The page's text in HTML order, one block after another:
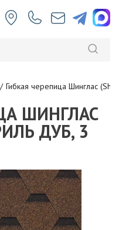
Гибкая черепица Шинглас
ШИНГЛАС
ДУБ, 3